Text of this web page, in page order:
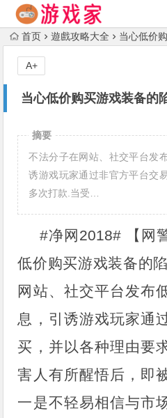
首页 遊戲攻略大全 当心低价
当心低价购买游戏装备的
A+
摘要
不法分子在网站、社交平台发
诱游戏玩家通过非官方平台交
多次打款.当受…
#净网2018#
【网
低价购买游戏装备的
网站、社交平台发布
息，引诱游戏玩家通
买，并以各种理由要
害人有所醒悟后，即
一是不轻易相信与市